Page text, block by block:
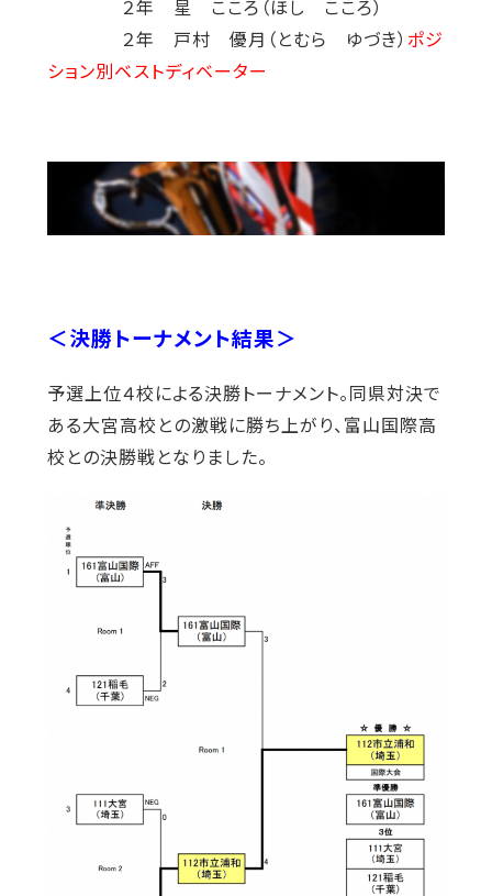
２年 星 こころ（ほし こころ）
２年 戸村 優月（とむら ゆづき） ポジ
ション別ベストディベーター
＜決勝トーナメント結果＞
予選上位４校による決勝トーナメント。同県対決で
ある大宮高校との激戦に勝ち上がり、富山国際高
校との決勝戦となりました。